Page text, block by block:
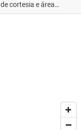
cortesia e área
manobrista está